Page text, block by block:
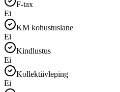
F-tax
Ei
KM kohustuslane
Ei
Kindlustus
Ei
Kollektiivleping
Ei